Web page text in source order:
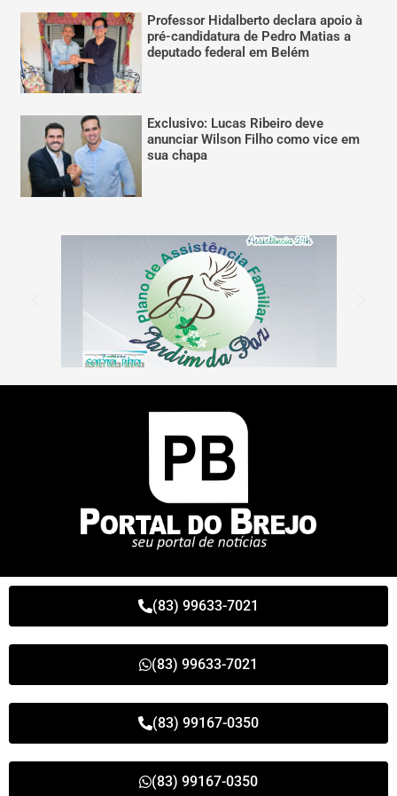
Professor Hidalberto declara apoio à
pré-candidatura de Pedro Matias a
deputado federal em Belém
Exclusivo: Lucas Ribeiro deve
anunciar Wilson Filho como vice em
sua chapa
(83) 99633-7021
(83) 99633-7021
(83) 99167-0350
(83) 99167-0350